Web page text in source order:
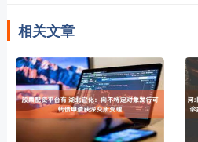
相关文章